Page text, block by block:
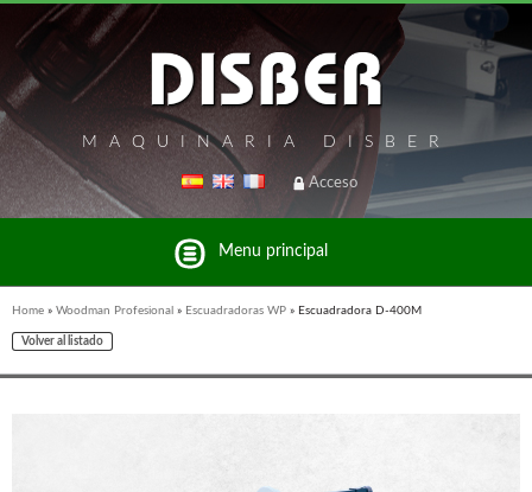
MAQUINARIA DISBER
Acceso
Menu principal
Home » Woodman Profesional » Escuadradoras WP » Escuadradora D-400M
Volver al listado